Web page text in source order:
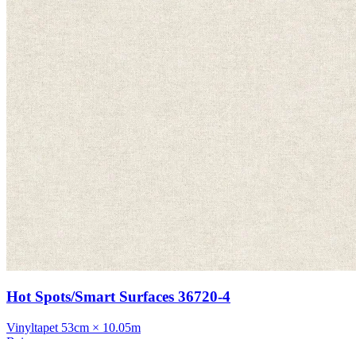
Hot Spots/Smart Surfaces 36720-4
Vinyltapet 53cm × 10.05m